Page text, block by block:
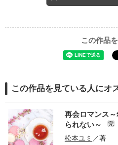
この作品
この作品を見ている人にオ
再会ロマンス
られない～
完
松本ユミ ／著